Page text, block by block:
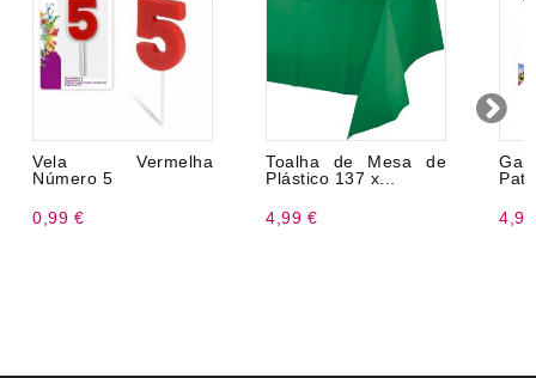
Vela Vermelha
Número 5
0,99 €
Toalha de Mesa de
Plástico 137 x...
4,99 €
Pata